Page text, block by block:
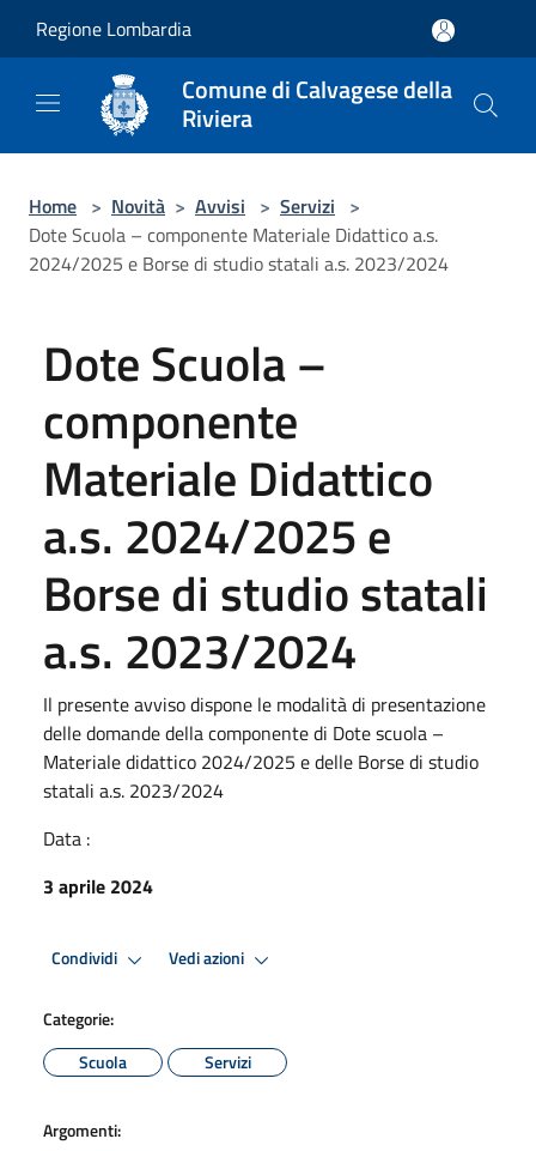
Regione Lombardia
Comune di Calvagese della
Riviera
Home > Novità > Avvisi > Servizi >
Dote Scuola – componente Materiale Didattico a.s.
2024/2025 e Borse di studio statali a.s. 2023/2024
Dote Scuola –
componente
Materiale Didattico
a.s. 2024/2025 e
Borse di studio statali
a.s. 2023/2024
Il presente avviso dispone le modalità di presentazione
delle domande della componente di Dote scuola –
Materiale didattico 2024/2025 e delle Borse di studio
statali a.s. 2023/2024
Data :
3 aprile 2024
Condividi Vedi azioni
Categorie:
Scuola
Servizi
Argomenti: